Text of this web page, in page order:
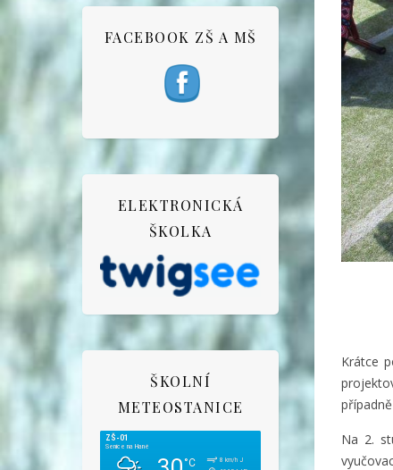
FACEBOOK ZŠ A MŠ
ELEKTRONICKÁ
ŠKOLKA
ŠKOLNÍ
METEOSTANICE
Krátce
Na 2.